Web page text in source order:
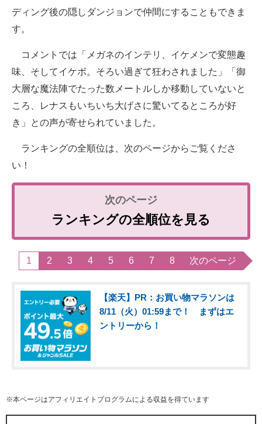
ディング後の隠しダンジョンで仲間にすることもできま
す。
コメントでは「メガネのインテリ、イケメンで変態趣
味、そしてイケボ。そろい過ぎて狂わされました」「御
大層な魔法陣でたった数メートルしか移動していないと
ころ、レナスもいちいち大げさに驚いてるところが好
き」との声が寄せられていました。
ランキングの全順位は、次のページからご覧くださ
い！
ランキングの全順位を見る
1 2 3 4 5 6 7 8 次のページ
【楽天】PR：お買い物マラソンは
8/11（火）01:59まで！ まずはエ
ントリーから！
※本ページはアフィリエイトプログラムによる収益を得ています